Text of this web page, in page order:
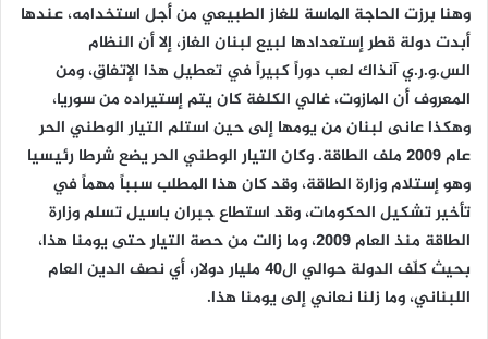
وهنا برزت الحاجة الماسة للغاز الطبيعي من أجل استخدامه، عندها
أبدت دولة قطر إستعدادها لبيع لبنان الغاز، إلا أن النظام
الس.و.ر.ي آنذاك لعب دوراً كبيراً في تعطيل هذا الإتفاق، ومن
المعروف أن المازوت، غالي الكلفة كان يتم إستيراده من سوريا،
وهكذا عانى لبنان من يومها إلى حين استلم التيار الوطني الحر
عام ٢٠٠٩ ملف الطاقة. وكان التيار الوطني الحر يضع شرطا رئيسيا
وهو إستلام وزارة الطاقة، وقد كان هذا المطلب سبباً مهماً في
تأخير تشكيل الحكومات، وقد استطاع جبران باسيل تسلم وزارة
الطاقة منذ العام ٢٠٠٩، وما زالت من حصة التيار حتى يومنا هذا،
بحيث كلّف الدولة حوالي ال40 مليار دولار، أي نصف الدين العام
اللبناني، وما زلنا نعاني إلى يومنا هذا.